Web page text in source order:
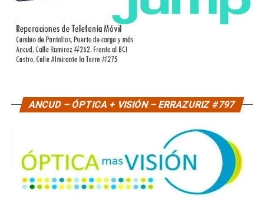
ANCUD – ÓPTICA + VISIÓN – ERRAZURIZ #797